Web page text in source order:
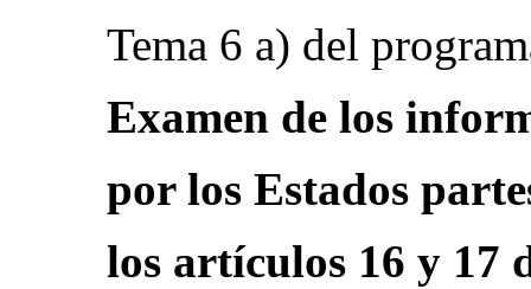
Tema 6 a) del
Examen de los
por los Estados
los artículos 16 y 17